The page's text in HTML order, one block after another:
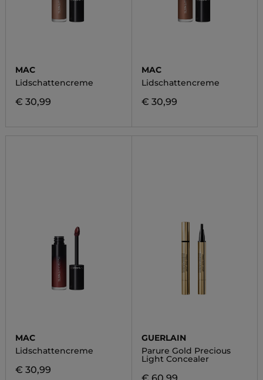
MAC
Lidschattencreme
€ 30,99
MAC
Lidschattencreme
€ 30,99
MAC
Lidschattencreme
€ 30,99
GUERLAIN
Parure Gold Precious
Light Concealer